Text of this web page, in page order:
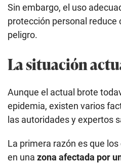
Sin embargo, el uso
protección personal
peligro.
La situación
Aunque el actual brote
epidemia, existen varios
las autoridades y expertos
La primera razón es que
en una zona afectada por